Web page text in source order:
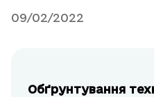
09/02/2022
Обґрунтування